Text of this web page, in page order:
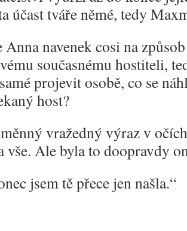
účast tváře němé, tedy
Anna navenek cosi na
současnému hostiteli,
projevit osobě, co se
host?
vražedný výraz v
vše. Ale byla to doopravdy
jsem tě přece jen našla.“